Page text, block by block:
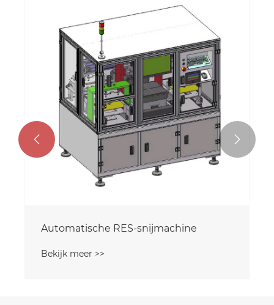
Automatische RES -klevende
knelplaatsmachine
Bekijk meer >>
 